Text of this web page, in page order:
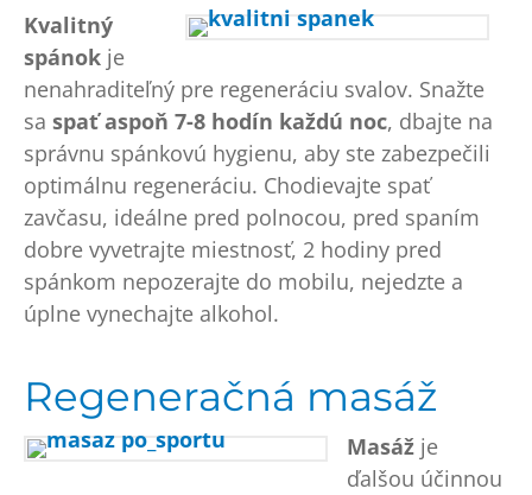
Kvalitný
spánok je
nenahraditeľný pre regeneráciu svalov. Snažte
sa spať aspoň 7-8 hodín každú noc, dbajte na
správnu spánkovú hygienu, aby ste zabezpečili
optimálnu regeneráciu. Chodievajte spať
zavčasu, ideálne pred polnocou, pred spaním
dobre vyvetrajte miestnosť, 2 hodiny pred
spánkom nepozerajte do mobilu, nejedzte a
úplne vynechajte alkohol.
Regeneračná masáž
Masáž je
ďalšou účinnou